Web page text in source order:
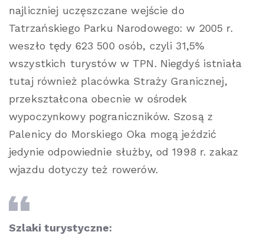
najliczniej uczęszczane wejście do
Tatrzańskiego Parku Narodowego: w 2005 r.
weszło tędy 623 500 osób, czyli 31,5%
wszystkich turystów w TPN. Niegdyś istniała
tutaj również placówka Straży Granicznej,
przekształcona obecnie w ośrodek
wypoczynkowy pograniczników. Szosą z
Palenicy do Morskiego Oka mogą jeździć
jedynie odpowiednie służby, od 1998 r. zakaz
wjazdu dotyczy też rowerów.
Szlaki turystyczne: